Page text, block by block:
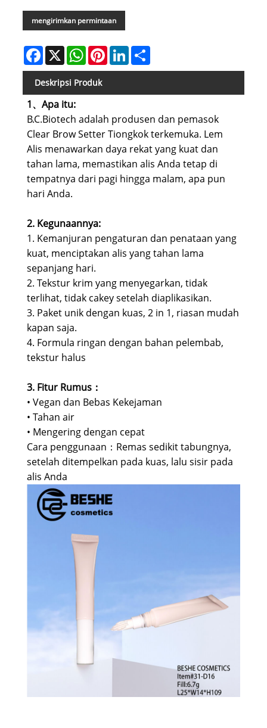
mengirimkan permintaan
Facebook
X WhatsAppPinterestLinkedInShare
Deskripsi Produk
1、Apa itu:
B.C.Biotech adalah produsen dan pemasok
Clear Brow Setter Tiongkok terkemuka. Lem
Alis menawarkan daya rekat yang kuat dan
tahan lama, memastikan alis Anda tetap di
tempatnya dari pagi hingga malam, apa pun
hari Anda.
2. Kegunaannya:
1. Kemanjuran pengaturan dan penataan yang
kuat, menciptakan alis yang tahan lama
sepanjang hari.
2. Tekstur krim yang menyegarkan, tidak
terlihat, tidak cakey setelah diaplikasikan.
3. Paket unik dengan kuas, 2 in 1, riasan mudah
kapan saja.
4. Formula ringan dengan bahan pelembab,
tekstur halus
3. Fitur Rumus：
• Vegan dan Bebas Kekejaman
• Tahan air
• Mengering dengan cepat
Cara penggunaan：Remas sedikit tabungnya,
setelah ditempelkan pada kuas, lalu sisir pada
alis Anda